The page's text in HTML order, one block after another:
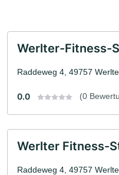
Werlter-Fitness-
Raddeweg 4, 49757 Werlte
0.0 (0
Werlter Fitness-
Raddeweg 4, 49757 Werlte